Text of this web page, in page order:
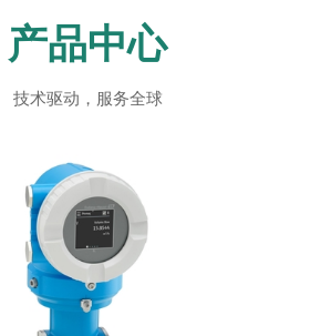
产品中心
技术驱动，服务全球